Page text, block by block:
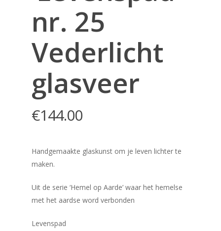
nr. 25
Vederlicht
glasveer
€144.00
Handgemaakte glaskunst om je leven lichter te
maken.
Uit de serie ‘Hemel op Aarde’ waar het hemelse
met het aardse word verbonden
Levenspad